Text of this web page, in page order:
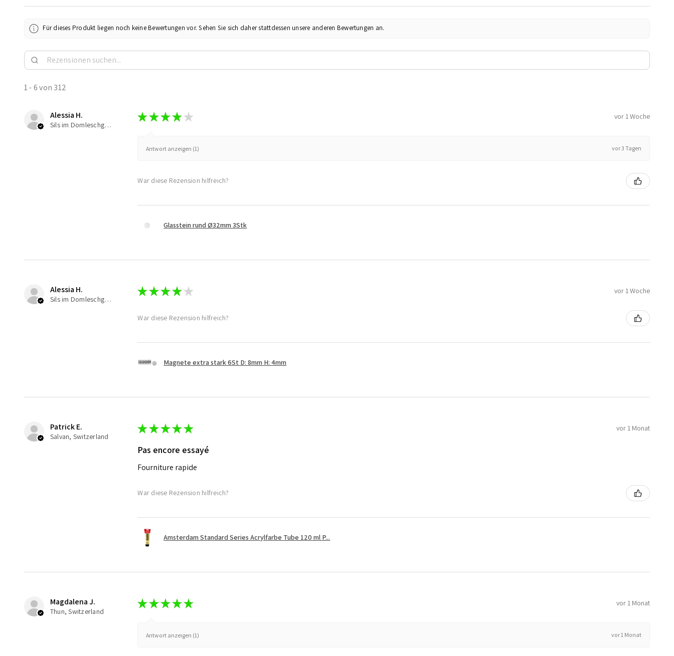
Für dieses Produkt liegen noch keine Bewertungen vor. Sehen Sie sich daher stattdessen unsere anderen Bewertungen an.
1 - 6 von 312
Alessia H.
Sils im Domleschg, Switzerland
★★★★ ★ vor 1 Woche
Antwort anzeigen (1) vor 3 Tagen
War diese Rezension hilfreich?
Glasstein rund Ø32mm 3Stk
Alessia H.
Sils im Domleschg, Switzerland
★★★★ ★ vor 1 Woche
War diese Rezension hilfreich?
Magnete extra stark 6St D: 8mm H: 4mm
Patrick E.
Salvan, Switzerland
★★★★ ★ vor 1 Monat
Pas encore essayé
Fourniture rapide
War diese Rezension hilfreich?
Amsterdam Standard Series Acrylfarbe Tube 120 ml P...
Magdalena J.
Thun, Switzerland
★★★★ ★ vor 1 Monat
Antwort anzeigen (1) vor 1 Monat